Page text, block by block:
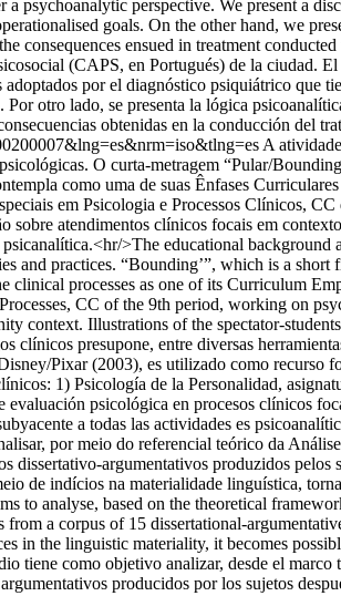
perspective. We present a
goals. On the other hand, we
consequences ensued in treatment
(CAPS, en Portugués) de la ciudad.
por el diagnóstico psiquiátrico que
otro lado, se presenta la lógica
obtenidas en la conducción del
A
O curta-metragem “Pular/
como uma de suas Ênfases
em Psicologia e Processos Clínicos,
atendimentos clínicos focais em
>The educational
and practices. “Bounding’”, which is a
processes as one of its Curriculum
CC of the 9th period, working on
Illustrations of the spectator-
presupone, entre diversas
Pixar (2003), es utilizado como recurso
1) Psicología de la Personalidad,
psicológica en procesos clínicos
a todas las actividades es
por meio do referencial teórico da
dissertativo-argumentativos produzidos
de indícios na materialidade linguística,
to analyse, based on the theoretical
a corpus of 15 dissertational-
the linguistic materiality, it becomes
tiene como objetivo analizar, desde el
producidos por los sujetos